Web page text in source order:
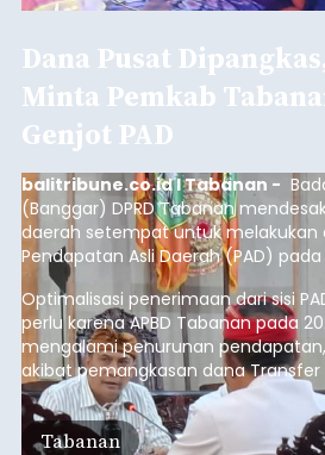
Dana Pusat
Minta Pemkab
Genjot PAD
balitribune.co.id I Tabanan -
(Banggar) DPRD Tabanan
daerah setempat untuk melakukan
Pendapatan Asli Daerah (PAD)
anggaran 2027.
Optimalisasi penerimaan dari sisi
perlu karena APBD Tabanan pada
mengalami penurunan
akibat pemangkasan dana Transfer
Daerah (TKD) dari pemerintah
Tabanan